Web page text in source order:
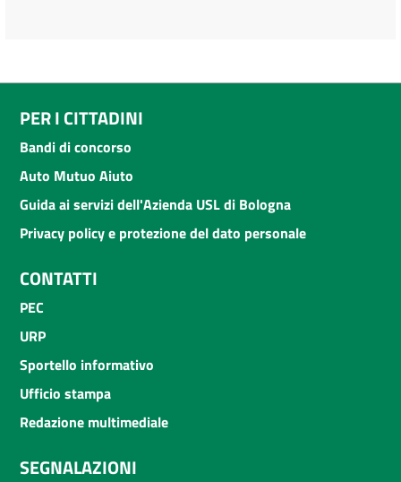
PER I CITTADINI
Bandi di concorso
Auto Mutuo Aiuto
Guida ai servizi dell'Azienda USL di Bologna
Privacy policy e protezione del dato personale
CONTATTI
PEC
URP
Sportello informativo
Ufficio stampa
Redazione multimediale
SEGNALAZIONI